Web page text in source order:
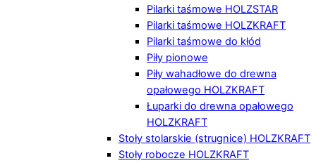
Pilarki taśmowe HOLZSTAR
Pilarki taśmowe HOLZKRAFT
Pilarki taśmowe do kłód
Piły pionowe
Piły wahadłowe do drewna
opałowego HOLZKRAFT
Łuparki do drewna opałowego
HOLZKRAFT
Stoły stolarskie (strugnice) HOLZKRAFT
Stoły robocze HOLZKRAFT